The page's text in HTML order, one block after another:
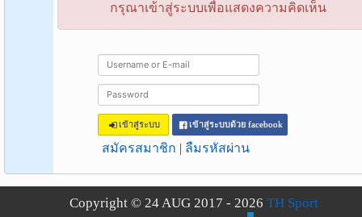
กรุณาเข้าสู่ระบบเพื่อแสดงความคิดเห็น
เข้าสู่ระบบ เข้าสู่ระบบด้วย facebook
สมัครสมาชิก | ลืมรหัสผ่าน
Copyright © 24 AUG 2017 - 2026 TH Sport